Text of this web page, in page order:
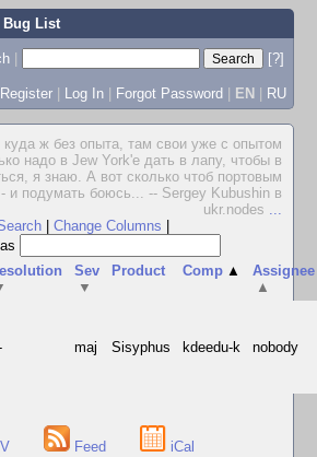
List
|
[?]
Register | Log In | Forgot Password | EN | RU
ж без опыта, там свои уже с опытом
надо в Jew York'е дать в лапу, чтобы в
я знаю. А вот сколько чтоб портовым
и подумать боюсь... -- Sergey Kubushin в
ukr.nodes ...
Change Columns
as
Sev
▼
Product Comp ▲
Assignee
▲
maj Sisyphus kdeedu-k nobody
Feed iCal